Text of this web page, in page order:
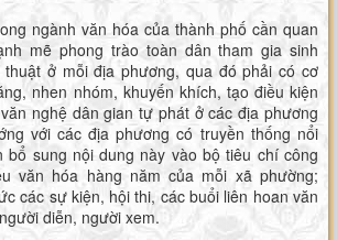
ngành văn hóa của thành phố cần quan
mẽ phong trào toàn dân tham gia sinh
ở mỗi địa phương, qua đó phải có cơ
nhen nhóm, khuyến khích, tạo điều kiện
nghệ dân gian tự phát ở các địa phương
với các địa phương có truyền thống nổi
bổ sung nội dung này vào bộ tiêu chí công
văn hóa hàng năm của mỗi xã phường;
các sự kiện, hội thi, các buổi liên hoan văn
diễn, người xem.